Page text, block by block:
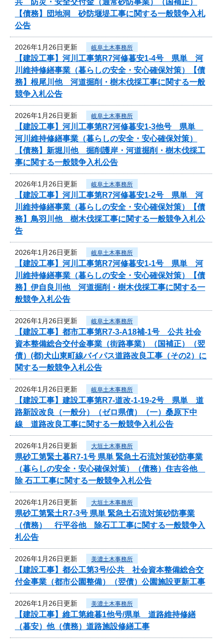
【債務】団地洞 砂防堰堤工事に関する一般競争入札
公告
2026年1月26日更新 岐阜土木事務所
【建設工事】河川工事第R7河修暮安1-4号 県単 河
川維持修繕事業（暮らしの安全・安心確保対策）【債
務】根尾川他 河道掘削・樹木伐採工事に関する一般
競争入札公告
2026年1月26日更新 岐阜土木事務所
【建設工事】河川工事第R7河修暮安1-3他号 県単
河川維持修繕事業（暮らしの安全・安心確保対策）
【債務】新堀川他 掘削護岸・河道掘削・樹木伐採工
事に関する一般競争入札公告
2026年1月26日更新 岐阜土木事務所
【建設工事】河川工事第R7河修暮安1-2号 県単 河
川維持修繕事業（暮らしの安全・安心確保対策）【債
務】鳥羽川他 樹木伐採工事に関する一般競争入札公
告
2026年1月26日更新 岐阜土木事務所
【建設工事】河川工事第R7河修暮安1-1号 県単 河
川維持修繕事業（暮らしの安全・安心確保対策）【債
務】伊自良川他 河道掘削・樹木伐採工事に関する一
般競争入札公告
2026年1月26日更新 岐阜土木事務所
【建設工事】都市工事第R7-3-A18補-1号 公共 社会
資本整備総合交付金事業（街路事業）（国補正）（翌
債）(都)犬山東町線バイパス道路改良工事（その2）に
関する一般競争入札公告
2026年1月26日更新 岐阜土木事務所
【建設工事】建設工事第R7-道改-1-19-2号 県単 道
路新設改良（一般分）（ゼロ県債）（一）桑原下中
線 道路改良工事に関する一般競争入札公告
2026年1月26日更新 大垣土木事務所
県砂工第緊土暮R7-1号 県単 緊急土石流対策砂防事業
（暮らしの安全・安心確保対策）（債務）住吉谷他
除 石工工事に関する一般競争入札公告
2026年1月26日更新 大垣土木事務所
県砂工第緊土R7-3号 県単 緊急土石流対策砂防事業
（債務） 行平谷他 除石工工事に関する一般競争入
札公告
2026年1月26日更新 美濃土木事務所
【建設工事】都公工第3号/公共 社会資本整備総合交
付金事業（都市公園整備）（翌債）公園施設更新工事
2026年1月26日更新 美濃土木事務所
【建設工事】維工第維暮1他号/県単 道路維持修繕
（暮安）他（債務）道路施設修繕工事